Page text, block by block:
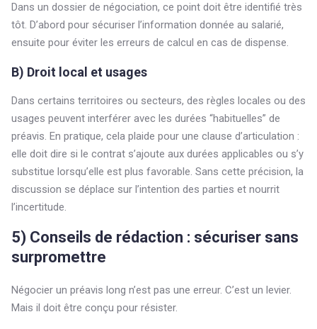
Dans un dossier de négociation, ce point doit être identifié très
tôt. D’abord pour sécuriser l’information donnée au salarié,
ensuite pour éviter les erreurs de calcul en cas de dispense.
B) Droit local et usages
Dans certains territoires ou secteurs, des règles locales ou des
usages peuvent interférer avec les durées “habituelles” de
préavis. En pratique, cela plaide pour une clause d’articulation :
elle doit dire si le contrat s’ajoute aux durées applicables ou s’y
substitue lorsqu’elle est plus favorable. Sans cette précision, la
discussion se déplace sur l’intention des parties et nourrit
l’incertitude.
5) Conseils de rédaction : sécuriser sans
surpromettre
Négocier un préavis long n’est pas une erreur. C’est un levier.
Mais il doit être conçu pour résister.